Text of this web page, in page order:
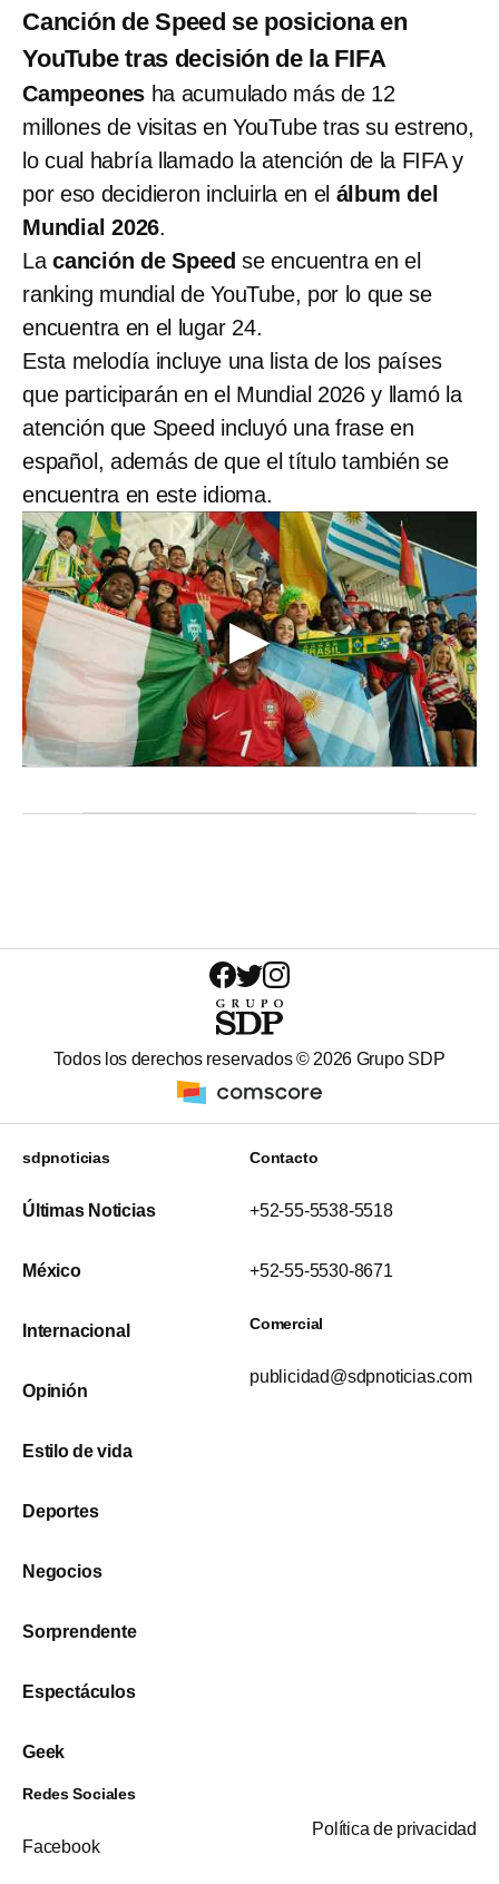
Canción de Speed se posiciona en
YouTube tras decisión de la FIFA
Campeones ha acumulado más de 12
millones de visitas en YouTube tras su estreno,
lo cual habría llamado la atención de la FIFA y
por eso decidieron incluirla en el álbum del
Mundial 2026.
La canción de Speed se encuentra en el
ranking mundial de YouTube, por lo que se
encuentra en el lugar 24.
Esta melodía incluye una lista de los países
que participarán en el Mundial 2026 y llamó la
atención que Speed incluyó una frase en
español, además de que el título también se
encuentra en este idioma.
Todos los derechos reservados © 2026 Grupo SDP
sdpnoticias
Últimas Noticias
México
Internacional
Opinión
Estilo de vida
Deportes
Negocios
Sorprendente
Espectáculos
Geek
Contacto
+52-55-5538-5518
+52-55-5530-8671
Comercial
publicidad@sdpnoticias.com
Redes Sociales
Facebook
Política de privacidad